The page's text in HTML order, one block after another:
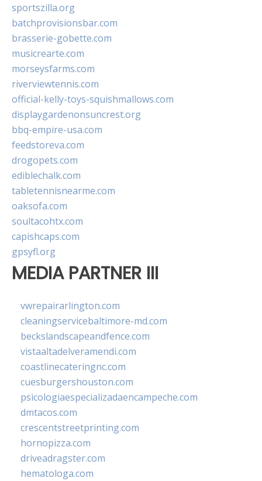
sportszilla.org
batchprovisionsbar.com
brasserie-gobette.com
musicrearte.com
morseysfarms.com
riverviewtennis.com
official-kelly-toys-squishmallows.com
displaygardenonsuncrest.org
bbq-empire-usa.com
feedstoreva.com
drogopets.com
ediblechalk.com
tabletennisnearme.com
oaksofa.com
soultacohtx.com
capishcaps.com
gpsyfl.org
MEDIA PARTNER III
vwrepairarlington.com
cleaningservicebaltimore-md.com
beckslandscapeandfence.com
vistaaltadelveramendi.com
coastlinecateringnc.com
cuesburgershouston.com
psicologiaespecializadaencampeche.com
dmtacos.com
crescentstreetprinting.com
hornopizza.com
driveadragster.com
hematologa.com